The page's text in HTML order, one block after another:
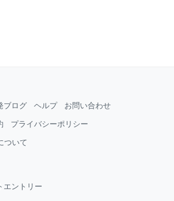
ブログ ヘルプ お問い合わせ
プライバシーポリシー
ついて
エントリー